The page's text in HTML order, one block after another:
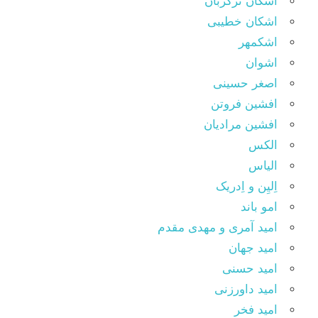
اشکان خطیبی
اشکمهر
اشوان
اصغر حسینی
افشین فروتن
افشین مرادیان
الکس
الیاس
اِلیِن و اِدریک
امو باند
امید آمری و مهدی مقدم
امید جهان
امید حسنی
امید داورزنی
امید فخر